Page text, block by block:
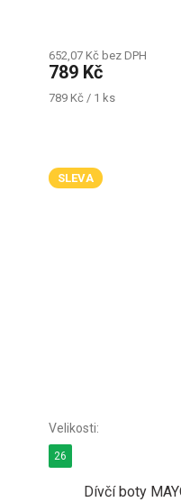
652,07 Kč bez DPH
789 Kč
Měrná
789 Kč / 1 ks
SLEVA
Dívčí boty
26